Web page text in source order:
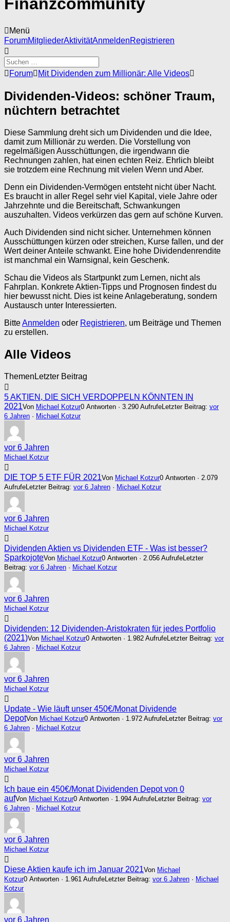
Finanzcommunity
Menü
Forum-
Navigation
ForumMitgliederAktivitätAnmeldenRegistrieren
Forum-
-
Du
bist
hier:
Forum Mit Dividenden zum Millionär: Alle Videos
Dividenden-Videos: schöner Traum,
nüchtern betrachtet
Diese Sammlung dreht sich um Dividenden und die Idee,
damit zum Millionär zu werden. Die Vorstellung von
regelmäßigen Ausschüttungen, die irgendwann die
Rechnungen zahlen, hat einen echten Reiz. Ehrlich bleibt
sie trotzdem eine Rechnung mit vielen Wenn und Aber.
Denn ein Dividenden-Vermögen entsteht nicht über Nacht.
Es braucht in aller Regel sehr viel Kapital, viele Jahre oder
Jahrzehnte und die Bereitschaft, Schwankungen
auszuhalten. Videos verkürzen das gern auf schöne Kurven.
Auch Dividenden sind nicht sicher. Unternehmen können
Ausschüttungen kürzen oder streichen, Kurse fallen, und der
Wert deiner Anteile schwankt. Eine hohe Dividendenrendite
ist manchmal ein Warnsignal, kein Geschenk.
Schau die Videos als Startpunkt zum Lernen, nicht als
Fahrplan. Konkrete Aktien-Tipps und Prognosen findest du
hier bewusst nicht. Dies ist keine Anlageberatung, sondern
Austausch unter Interessierten.
BitteAnmelden oder Registrieren, um Beiträge und Themen
zu erstellen.
Alle Videos
Themen Letzter Beitrag
5 AKTIEN, DIE SICH VERDOPPELN KÖNNTEN IN
2021Von Michael Kotzur0 Antworten · 3.290 AufrufeLetzter Beitrag: vor
6 Jahren · Michael Kotzur
vor 6 Jahren
Michael Kotzur
DIE TOP 5 ETF FÜR 2021Von Michael Kotzur0 Antworten · 2.079
AufrufeLetzter Beitrag: vor 6 Jahren · Michael Kotzur
vor 6 Jahren
Michael Kotzur
Dividenden Aktien vs Dividenden ETF - Was ist besser?
SparkojoteVon Michael Kotzur0 Antworten · 2.056 AufrufeLetzter
Beitrag: vor 6 Jahren · Michael Kotzur
vor 6 Jahren
Michael Kotzur
Dividenden: 12 Dividenden-Aristokraten für jedes Portfolio
(2021)Von Michael Kotzur0 Antworten · 1.982 AufrufeLetzter Beitrag: vor
6 Jahren · Michael Kotzur
vor 6 Jahren
Michael Kotzur
Update - Wie läuft unser 450€/Monat Dividende
DepotVon Michael Kotzur0 Antworten · 1.972 AufrufeLetzter Beitrag: vor
6 Jahren · Michael Kotzur
vor 6 Jahren
Michael Kotzur
Ich baue ein 450€/Monat Dividenden Depot von 0
aufVon Michael Kotzur0 Antworten · 1.994 AufrufeLetzter Beitrag: vor
6 Jahren · Michael Kotzur
vor 6 Jahren
Michael Kotzur
Diese Aktien kaufe ich im Januar 2021Von Michael
Kotzur0 Antworten · 1.961 AufrufeLetzter Beitrag: vor 6 Jahren · Michael
Kotzur
vor 6 Jahren